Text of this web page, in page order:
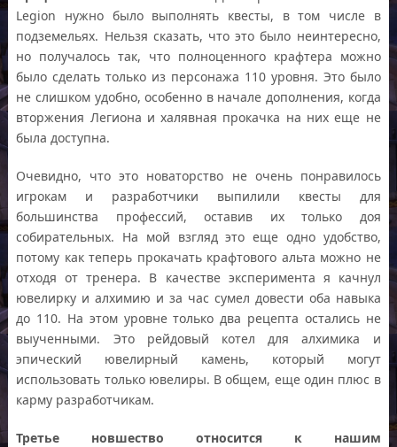
Legion нужно было выполнять квесты, в том числе в
подземельях. Нельзя сказать, что это было неинтересно,
но получалось так, что полноценного крафтера можно
было сделать только из персонажа 110 уровня. Это было
не слишком удобно, особенно в начале дополнения, когда
вторжения Легиона и халявная прокачка на них еще не
была доступна.
Очевидно, что это новаторство не очень понравилось
игрокам и разработчики выпилили квесты для
большинства профессий, оставив их только доя
собирательных. На мой взгляд это еще одно удобство,
потому как теперь прокачать крафтового альта можно не
отходя от тренера. В качестве эксперимента я качнул
ювелирку и алхимию и за час сумел довести оба навыка
до 110. На этом уровне только два рецепта остались не
выученными. Это рейдовый котел для алхимика и
эпический ювелирный камень, который могут
использовать только ювелиры. В общем, еще один плюс в
карму разработчикам.
Третье новшество относится к нашим